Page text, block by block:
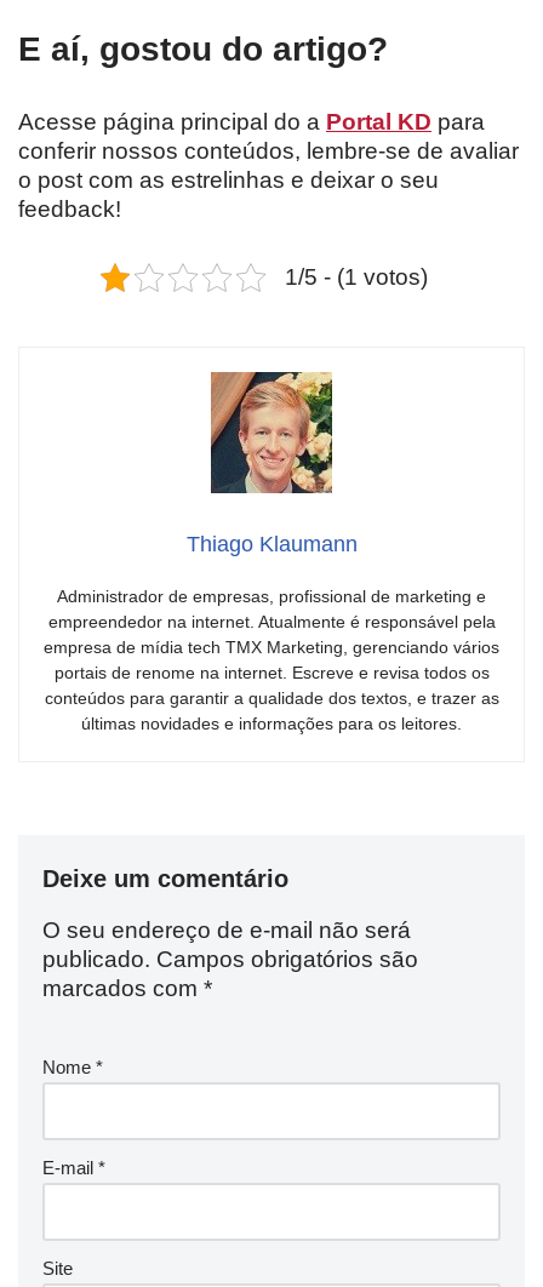
E aí, gostou do artigo?
Acesse página principal do a Portal KD para
conferir nossos conteúdos, lembre-se de avaliar
o post com as estrelinhas e deixar o seu
feedback!
1/5 - (1 votos)
Thiago Klaumann
Administrador de empresas, profissional de marketing e
empreendedor na internet. Atualmente é responsável pela
empresa de mídia tech TMX Marketing, gerenciando vários
portais de renome na internet. Escreve e revisa todos os
conteúdos para garantir a qualidade dos textos, e trazer as
últimas novidades e informações para os leitores.
Deixe um comentário
O seu endereço de e-mail não será
publicado. Campos obrigatórios são
marcados com *
Nome *
E-mail *
Site